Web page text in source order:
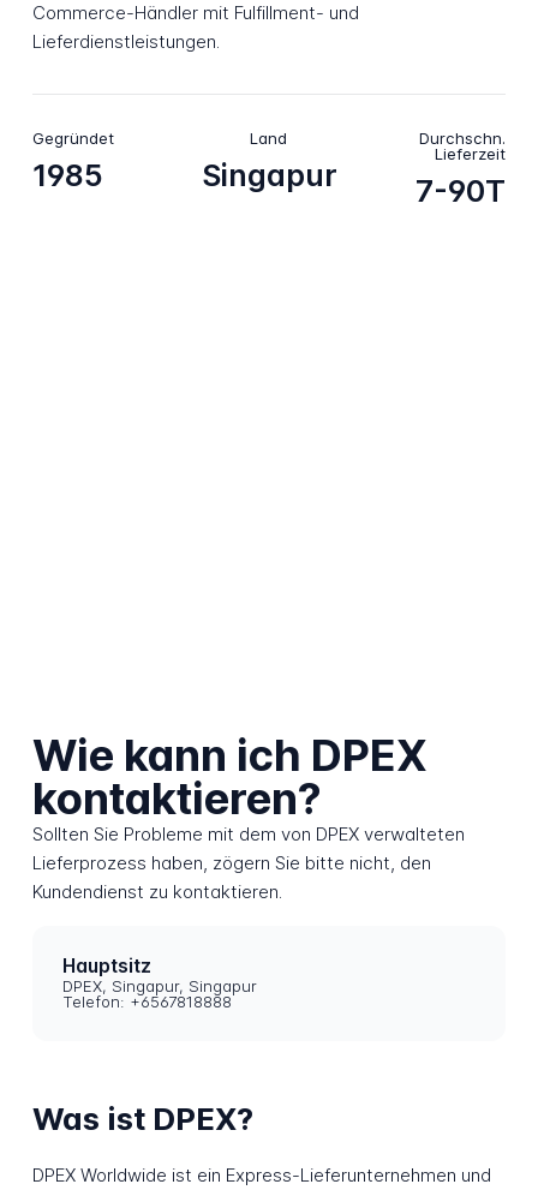
Commerce-Händler mit Fulfillment- und
Lieferdienstleistungen.
Gegründet
1985
Land
Singapur
Durchschn.
Lieferzeit
7-90T
Wie kann ich DPEX
kontaktieren?
Sollten Sie Probleme mit dem von DPEX verwalteten
Lieferprozess haben, zögern Sie bitte nicht, den
Kundendienst zu kontaktieren.
Hauptsitz
DPEX, Singapur, Singapur
Telefon: +6567818888
Was ist DPEX?
DPEX Worldwide ist ein Express-Lieferunternehmen und